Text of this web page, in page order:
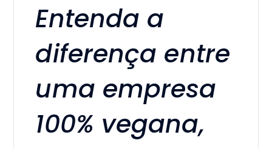
Entenda a
diferença entre
uma empresa
100% vegana,